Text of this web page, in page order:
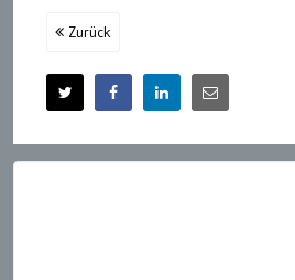
Zurück